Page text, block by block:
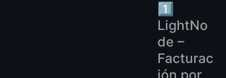
1️⃣
LightNo
de –
Facturac
ión por